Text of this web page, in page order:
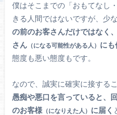
僕はそこまでの「おもてなし
きる人間ではないですが、少
の前のお客さんだけではなく
さん（になる可能性がある人） にも
態度も悪い態度もです。
なので、誠実に確実に接する
愚痴や悪口を言っていると、
のお客様（になりえた人） に届く